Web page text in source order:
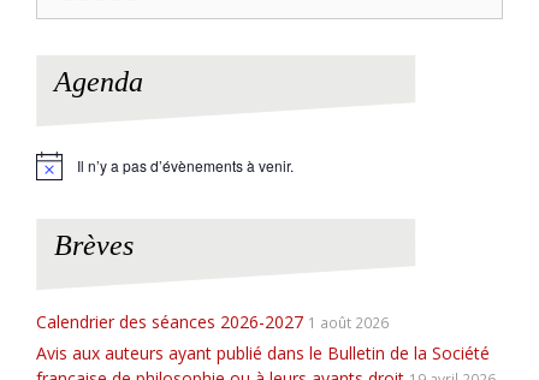
Agenda
N
Il n’y a pas d’évènements à venir.
Brèves
Calendrier des séances 2026-2027 1 août 2026
Avis aux auteurs ayant publié dans le Bulletin de la Société